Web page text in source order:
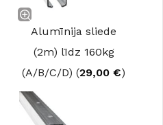
Alumīnija sliede
(2m) līdz 160kg
(A/B/C/D) (29,00 €)